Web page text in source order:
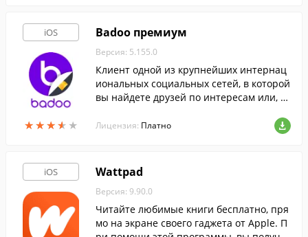
iOS
★★★★ ★
★★★★ ★
Badoo премиум
Версия: 5.155.0
Клиент одной из крупнейших интернац
иональных социальных сетей, в которой
вы найдете друзей по интересам или, в
приложения.
Лицензия: Платно
iOS Wattpad
Версия: 9.90.0
Читайте любимые книги бесплатно, пря
мо на экране своего гаджета от Apple. П